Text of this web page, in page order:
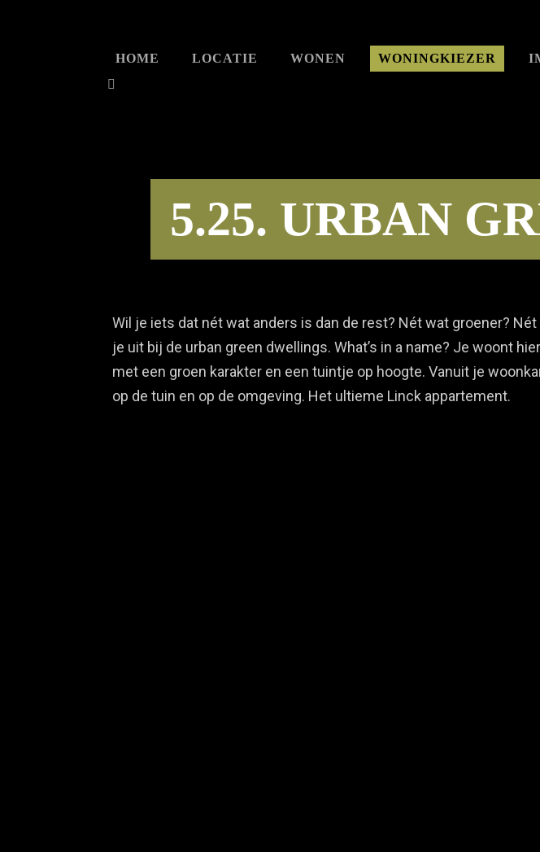
HOME LOCATIE WONEN WONINGKIEZER
5.25. URBAN
Wil je iets dat nét wat anders is dan de rest? Nét wat groener?
je uit bij de urban green dwellings. What’s in a name? Je woont
met een groen karakter en een tuintje op hoogte. Vanuit je
op de tuin en op de omgeving. Het ultieme Linck appartement.